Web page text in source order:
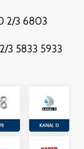
2/3 6803
3 5833 5933